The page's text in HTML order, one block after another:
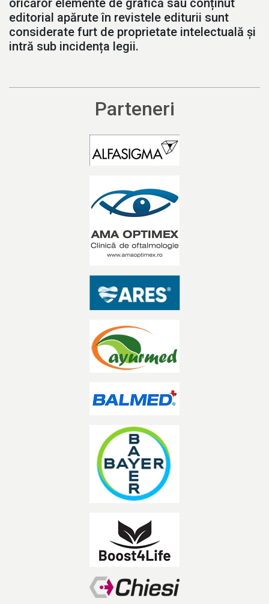
editorial apărute în revistele editurii sunt
considerate furt de proprietate intelectuală și
intră sub incidența legii.
Parteneri